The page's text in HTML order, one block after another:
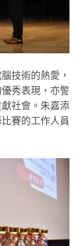
技術的熱愛，
秀表現，亦警
社會。朱嘉添
賽的工作人員